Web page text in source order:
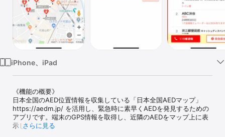
iPhone、iPad
《機能の概要》
日本全国のAED位置情報を収集している「日本全国AEDマップ」
https://aedm.jp/ を活用し、緊急時に素早くAEDを発見するための
アプリです。端末のGPS情報を取得し、近隣のAEDをマップ上に表
示します。
さらに見る